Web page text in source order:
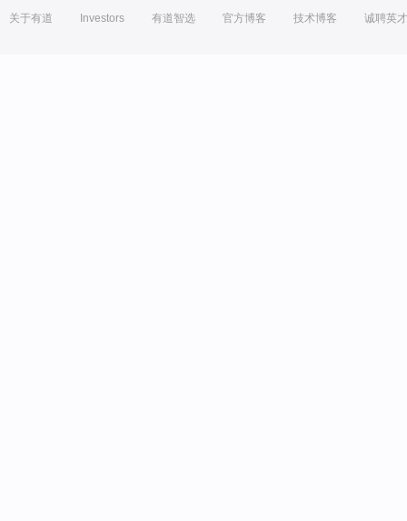
关于有道 Investors 有道智选 官方博客 技术博客 诚聘英才